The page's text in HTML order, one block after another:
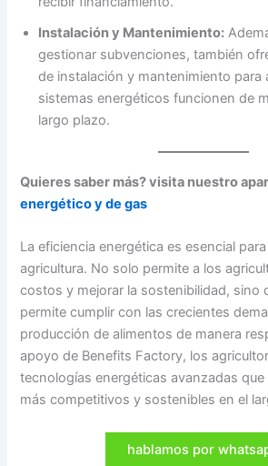
Instalación y Mantenimiento:
gestionar subvenciones, también
de instalación y mantenimiento para
sistemas energéticos funcionen de
largo plazo.
Quieres saber más? visita nuestro
energético y de gas
La eficiencia energética es esencial
agricultura. No solo permite a los
costos y mejorar la sostenibilidad, sino
permite cumplir con las crecientes
producción de alimentos de manera
apoyo de Benefits Factory, los
tecnologías energéticas avanzadas
más competitivos y sostenibles en el
hablamos por